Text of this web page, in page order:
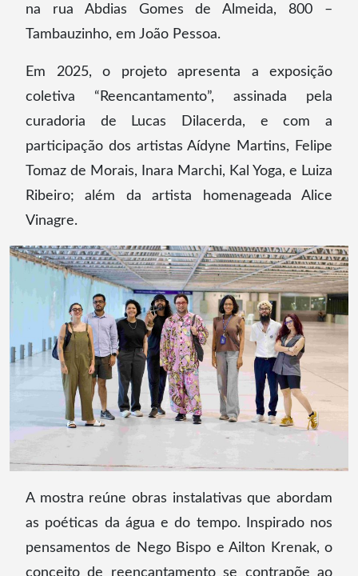
na rua Abdias Gomes de Almeida, 800 –
Tambauzinho, em João Pessoa.
Em 2025, o projeto apresenta a exposição
coletiva “Reencantamento”, assinada pela
curadoria de Lucas Dilacerda, e com a
participação dos artistas Aídyne Martins, Felipe
Tomaz de Morais, Inara Marchi, Kal Yoga, e Luiza
Ribeiro; além da artista homenageada Alice
Vinagre.
A mostra reúne obras instalativas que abordam
as poéticas da água e do tempo. Inspirado nos
pensamentos de Nego Bispo e Ailton Krenak, o
conceito de reencantamento se contrapõe ao